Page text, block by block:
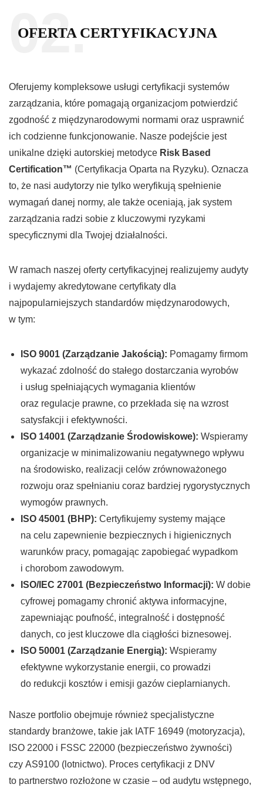
02.
OFERTA CERTYFIKACYJNA
Oferujemy kompleksowe usługi certyfikacji systemów
zarządzania, które pomagają organizacjom potwierdzić
zgodność z międzynarodowymi normami oraz usprawnić
ich codzienne funkcjonowanie. Nasze podejście jest
unikalne dzięki autorskiej metodyce Risk Based
Certification™ (Certyfikacja Oparta na Ryzyku). Oznacza
to, że nasi audytorzy nie tylko weryfikują spełnienie
wymagań danej normy, ale także oceniają, jak system
zarządzania radzi sobie z kluczowymi ryzykami
specyficznymi dla Twojej działalności.
W ramach naszej oferty certyfikacyjnej realizujemy audyty
i wydajemy akredytowane certyfikaty dla
najpopularniejszych standardów międzynarodowych,
w tym:
ISO 9001 (Zarządzanie Jakością): Pomagamy firmom
wykazać zdolność do stałego dostarczania wyrobów
i usług spełniających wymagania klientów
oraz regulacje prawne, co przekłada się na wzrost
satysfakcji i efektywności.
ISO 14001 (Zarządzanie Środowiskowe): Wspieramy
organizacje w minimalizowaniu negatywnego wpływu
na środowisko, realizacji celów zrównoważonego
rozwoju oraz spełnianiu coraz bardziej rygorystycznych
wymogów prawnych.
ISO 45001 (BHP): Certyfikujemy systemy mające
na celu zapewnienie bezpiecznych i higienicznych
warunków pracy, pomagając zapobiegać wypadkom
i chorobom zawodowym.
ISO/IEC 27001 (Bezpieczeństwo Informacji): W dobie
cyfrowej pomagamy chronić aktywa informacyjne,
zapewniając poufność, integralność i dostępność
danych, co jest kluczowe dla ciągłości biznesowej.
ISO 50001 (Zarządzanie Energią): Wspieramy
efektywne wykorzystanie energii, co prowadzi
do redukcji kosztów i emisji gazów cieplarnianych.
Nasze portfolio obejmuje również specjalistyczne
standardy branżowe, takie jak IATF 16949 (motoryzacja),
ISO 22000 i FSSC 22000 (bezpieczeństwo żywności)
czy AS9100 (lotnictwo). Proces certyfikacji z DNV
to partnerstwo rozłożone w czasie – od audytu wstępnego,